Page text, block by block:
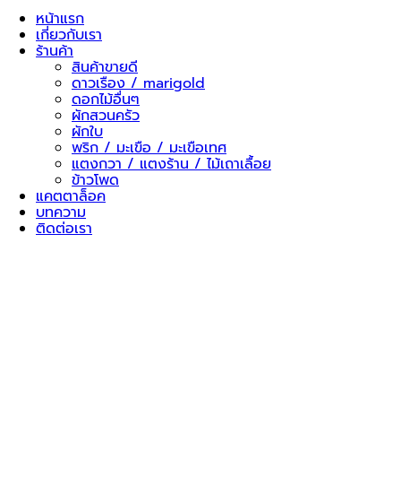
หน้าแรก
เกี่ยวกับเรา
ร้านค้า
สินค้าขายดี
ดาวเรือง / marigold
ดอกไม้อื่นๆ
ผักสวนครัว
ผักใบ
พริก / มะเขือ / มะเขือเทศ
แตงกวา / แตงร้าน / ไม้เถาเลื้อย
ข้าวโพด
แคตตาล็อค
บทความ
ติดต่อเรา